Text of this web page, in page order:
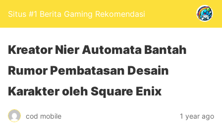
Situs #1 Berita Gaming Rekomendasi
Kreator Nier Automata Bantah
Rumor Pembatasan Desain
Karakter oleh Square Enix
cod mobile 1 year ago